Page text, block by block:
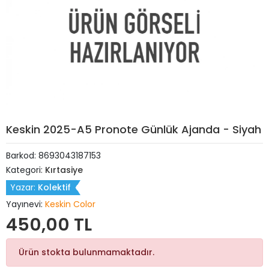
Keskin 2025-A5 Pronote Günlük Ajanda - Siyah
Barkod: 8693043187153
Kategori: Kırtasiye
Yazar: Kolektif
Yayınevi: Keskin Color
450,00 TL
Ürün stokta bulunmamaktadır.